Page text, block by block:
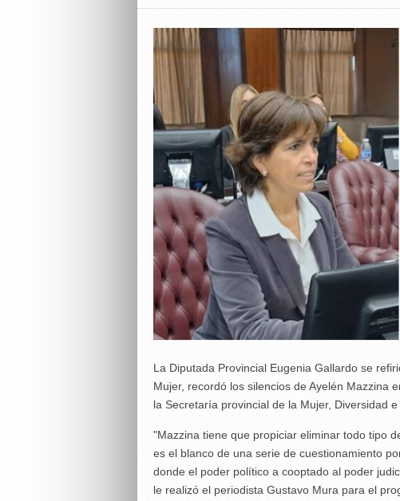
La Diputada Provincial Eugenia Gallardo se
Mujer, recordó los silencios de Ayelén Mazzina
la Secretaría provincial de la Mujer, Diversidad
"Mazzina tiene que propiciar eliminar todo tipo
es el blanco de una serie de cuestionamiento
donde el poder político a cooptado al poder
le realizó el periodista Gustavo Mura para el